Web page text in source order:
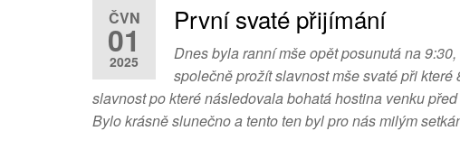
ČVN
01
2025
První svaté přijímání
Dnes byla ranní mše opět posunutá na
společně prožít slavnost mše svaté při
slavnost po které následovala bohatá hostina venku
Bylo krásně slunečno a tento ten byl pro nás milým